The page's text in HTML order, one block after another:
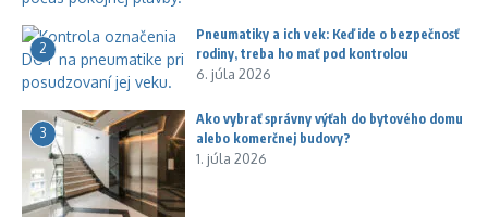
2
Pneumatiky a ich vek: Keď ide o bezpečnosť
rodiny, treba ho mať pod kontrolou
6. júla 2026
3
Ako vybrať správny výťah do bytového domu
alebo komerčnej budovy?
1. júla 2026